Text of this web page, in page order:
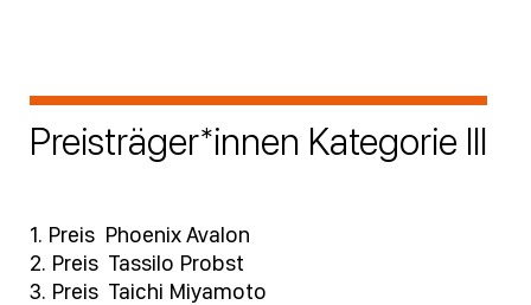
Preisträger*innen Kategorie III
1. Preis Phoenix Avalon
2. Preis Tassilo Probst
3. Preis Taichi Miyamoto